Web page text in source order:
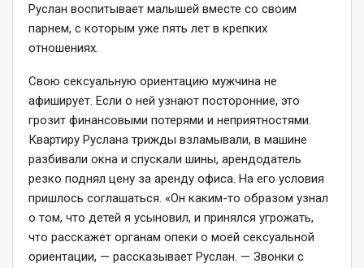
Руслан воспитывает малышей вместе со своим
парнем, с которым уже пять лет в крепких
отношениях.
Свою сексуальную ориентацию мужчина не
афиширует. Если о ней узнают посторонние, это
грозит финансовыми потерями и неприятностями.
Квартиру Руслана трижды взламывали, в машине
разбивали окна и спускали шины, арендодатель
резко поднял цену за аренду офиса. На его условия
пришлось соглашаться. «Он каким-то образом узнал
о том, что детей я усыновил, и принялся угрожать,
что расскажет органам опеки о моей сексуальной
ориентации, — рассказывает Руслан. — Звонки с